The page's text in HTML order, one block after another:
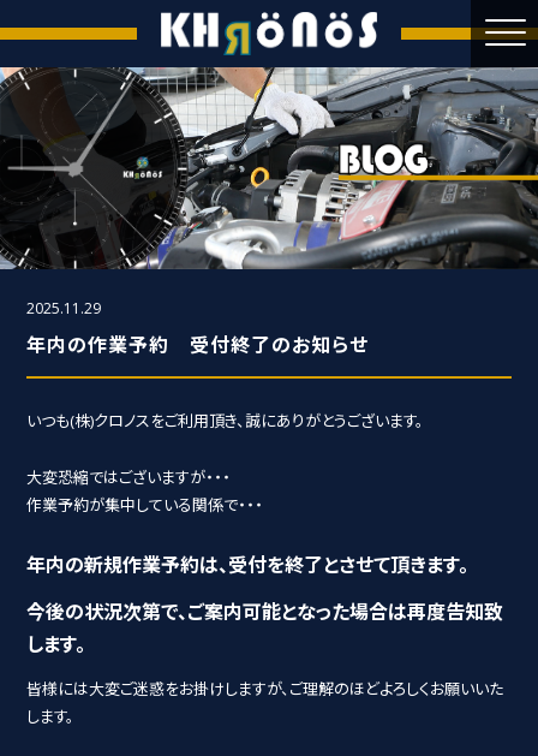
2025.11.29
年内の作業予約 受付終了のお知らせ
いつも(株)クロノスをご利用頂き、誠にありがとうございます。
大変恐縮ではございますが・・・
作業予約が集中している関係で・・・
年内の新規作業予約は、受付を終了とさせて頂きます。
今後の状況次第で、ご案内可能となった場合は再度告知致
します。
皆様には大変ご迷惑をお掛けしますが、ご理解のほどよろしくお願いいた
します。